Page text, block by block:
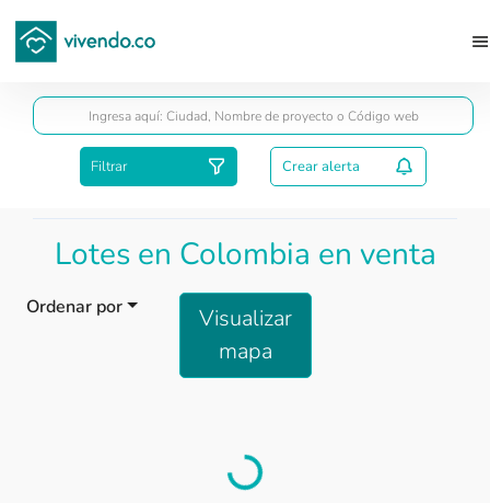
Filtrar Crear alerta
Lotes en Colombia en venta
Ordenar por
Visualizar
mapa
Load